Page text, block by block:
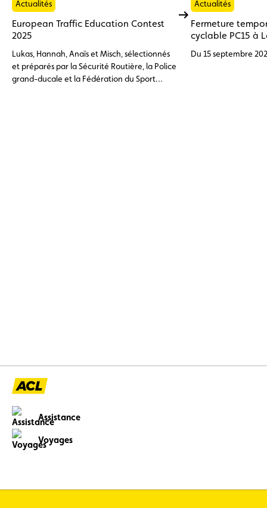
Actualités
European Traffic Education Contest
2025
Lukas, Hannah, Anaïs et Misch, sélectionnés
et préparés par la Sécurité Routière, la Police
grand-ducale et la Fédération du Sport
Actualités
Fermeture
cyclable PC15 à
Du 15 septembre
Assistance
Voyages